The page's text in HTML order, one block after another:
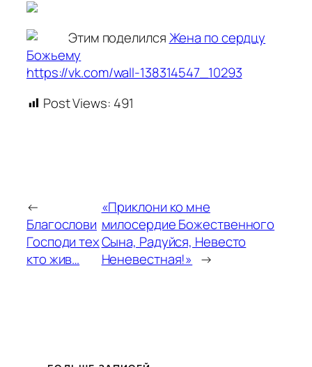
Этим поделилсяЖена по сердцу
Божьему
https://vk.com/wall-138314547_10293
Post Views: 491
←
Благослови
Господи тех
кто жив…
«Приклони ко мне
милосердие Божественного
Сына, Радуйся, Невесто
Неневестная!» →